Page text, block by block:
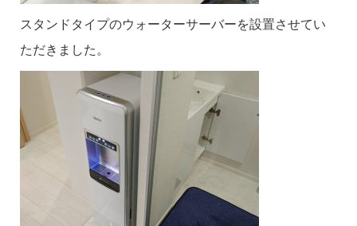
スタンドタイプのウォーターサーバーを設置させてい
ただきました。